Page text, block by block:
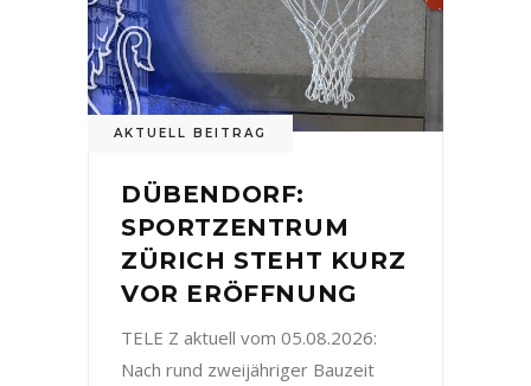
AKTUELL BEITRAG
DÜBENDORF:
SPORTZENTRUM
ZÜRICH STEHT KURZ
VOR ERÖFFNUNG
TELE Z aktuell vom 05.08.2026:
Nach rund zweijähriger Bauzeit